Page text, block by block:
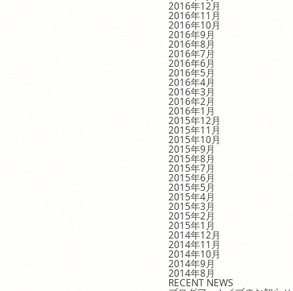
2016年12月
2016年11月
2016年10月
2016年9月
2016年8月
2016年7月
2016年6月
2016年5月
2016年4月
2016年3月
2016年2月
2016年1月
2015年12月
2015年11月
2015年10月
2015年9月
2015年8月
2015年7月
2015年6月
2015年5月
2015年4月
2015年3月
2015年2月
2015年1月
2014年12月
2014年11月
2014年10月
2014年9月
2014年8月
RECENT NEWS